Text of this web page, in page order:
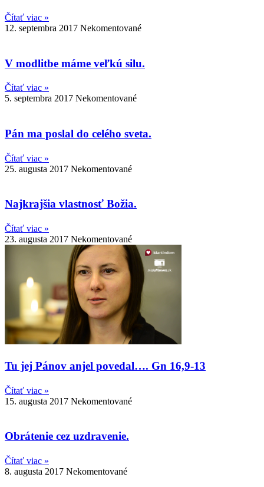
Čítať viac »
12. septembra 2017 Nekomentované
V modlitbe máme veľkú silu.
Čítať viac »
5. septembra 2017 Nekomentované
Pán ma poslal do celého sveta.
Čítať viac »
25. augusta 2017 Nekomentované
Najkrajšia vlastnosť Božia.
Čítať viac »
23. augusta 2017 Nekomentované
Tu jej Pánov anjel povedal…. Gn 16,9-13
Čítať viac »
15. augusta 2017 Nekomentované
Obrátenie cez uzdravenie.
Čítať viac »
8. augusta 2017 Nekomentované